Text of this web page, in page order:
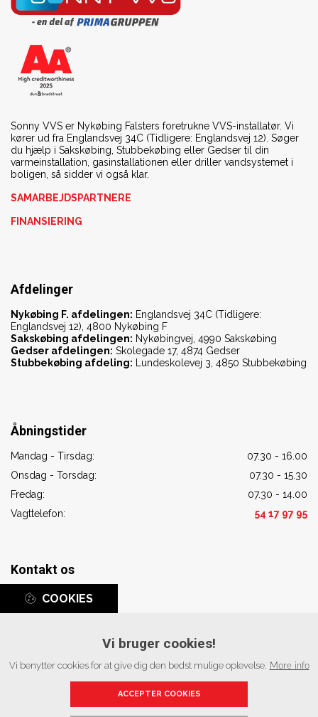
Sonny VVS er Nykøbing Falsters foretrukne VVS-installatør. Vi
kører ud fra Englandsvej 34C (Tidligere: Englandsvej 12). Søger
du hjælp i Sakskøbing, Stubbekøbing eller Gedser til din
varmeinstallation, gasinstallationen eller driller vandsystemet i
boligen, så sidder vi også klar.
SAMARBEJDSPARTNERE
FINANSIERING
Afdelinger
Nykøbing F. afdelingen: Englandsvej 34C (Tidligere:
Englandsvej 12), 4800 Nykøbing F
Sakskøbing afdelingen: Nykøbingvej, 4990 Sakskøbing
Gedser afdelingen: Skolegade 17, 4874 Gedser
Stubbekøbing afdeling: Lundeskolevej 3, 4850 Stubbekøbing
Åbningstider
Mandag - Tirsdag:
07.30 - 16.00
Onsdag - Torsdag:
07.30 - 15.30
Fredag:
07.30 - 14.00
Vagttelefon:
54 17 97 95
Kontakt os
Adresse:
Sonny VVS ApS
COOKIES
Vi bruger cookies!
Vi benytter cookies for at give dig den bedst mulige oplevelse. More info
ACCEPTER COOKIES